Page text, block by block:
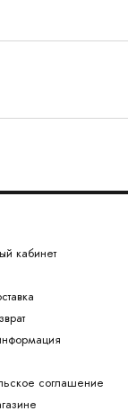
кабинет
соглашение